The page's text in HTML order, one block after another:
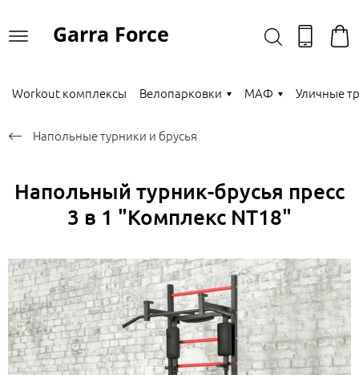
Garra Force
Workout комплексы Велопарковки МАФ Уличные
Напольные турники и брусья
Напольный турник-брусья пресс
3 в 1 "Комплекс NT18"